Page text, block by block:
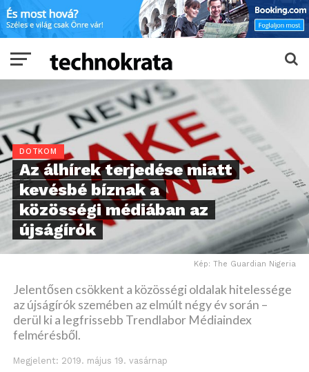
DOTKOM
Az álhírek terjedése miatt
kevésbé bíznak a
közösségi médiában az
újságírók
Kép: The Guardian Nigeria
Jelentősen csökkent a közösségi oldalak hitelessége
az újságírók szemében az elmúlt négy év során –
derül ki a legfrissebb Trendlabor Médiaindex
felmérésből.
Megjelent: 2019. május 19. vasárnap